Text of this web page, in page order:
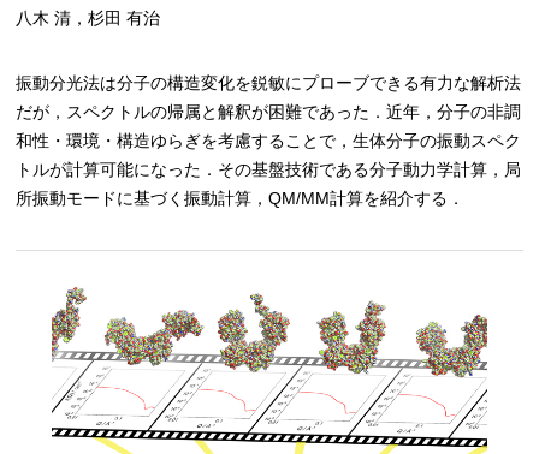
八木 清，杉田 有治
振動分光法は分子の構造変化を鋭敏にプローブできる有力な解析法
だが，スペクトルの帰属と解釈が困難であった．近年，分子の非調
和性・環境・構造ゆらぎを考慮することで，生体分子の振動スペク
トルが計算可能になった．その基盤技術である分子動力学計算，局
所振動モードに基づく振動計算，QM/MM計算を紹介する．